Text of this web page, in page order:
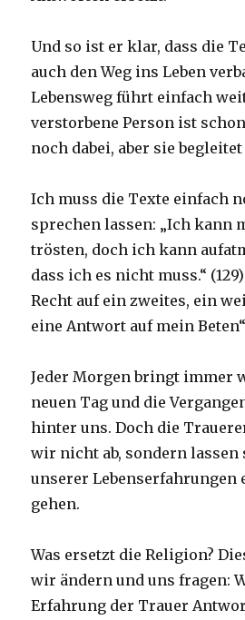
Und so ist er klar, dass die
auch den Weg ins Leben
Lebensweg führt einfach
verstorbene Person ist
noch dabei, aber sie
Ich muss die Texte einfach
sprechen lassen: „Ich kann
trösten, doch ich kann
dass ich es nicht muss.“
Recht auf ein zweites, ein
eine Antwort auf mein Beten“
Jeder Morgen bringt immer
neuen Tag und die
hinter uns. Doch die
wir nicht ab, sondern lassen
unserer Lebenserfahrungen
gehen.
Was ersetzt die Religion?
wir ändern und uns fragen:
Erfahrung der Trauer